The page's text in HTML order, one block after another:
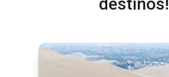
destinos!